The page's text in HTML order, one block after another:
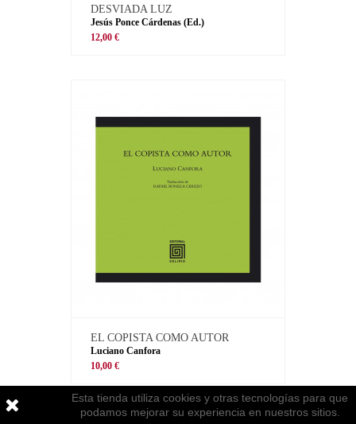
DESVIADA LUZ
Jesús Ponce Cárdenas (Ed.)
12,00 €
EL COPISTA COMO AUTOR
Luciano Canfora
10,00 €
Esta tienda utiliza cookies y otras tecnologías para que
podamos mejorar su experiencia en nuestros sitios.